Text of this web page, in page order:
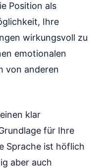
Position als
Ihre
wirkungsvoll zu
emotionalen
von anderen
klar
für Ihre
Sprache ist höflich
aber auch